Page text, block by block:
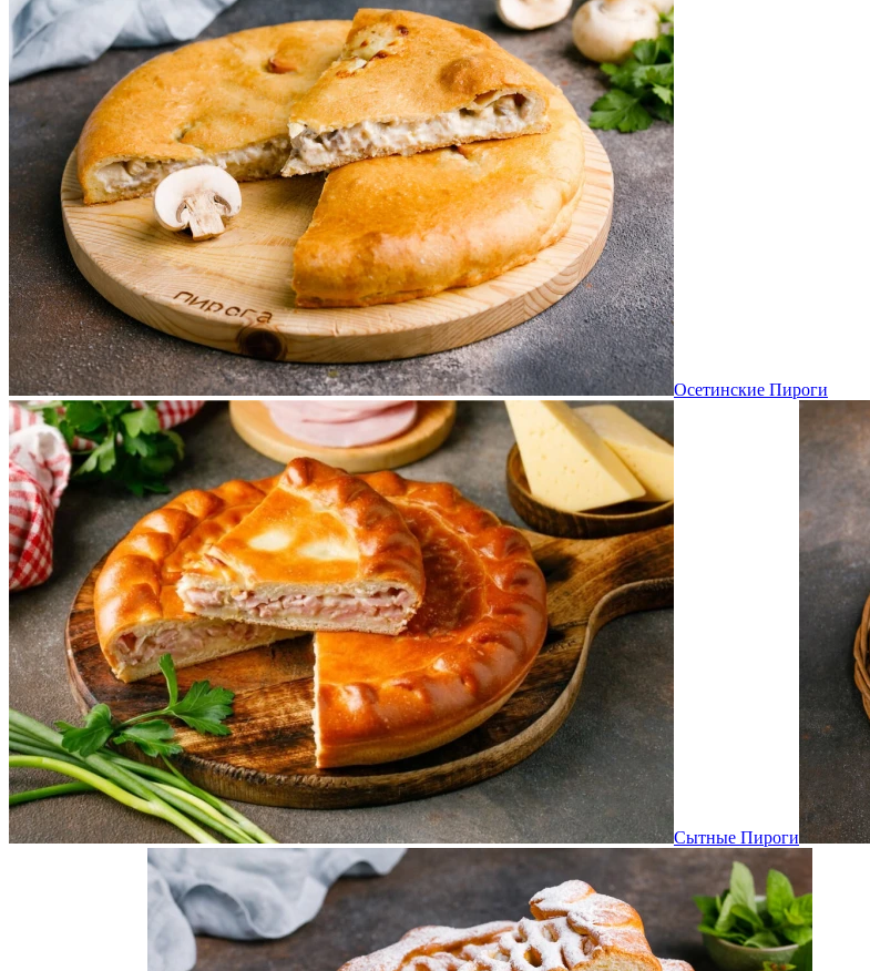
Осетинские Пироги
Сытные Пироги